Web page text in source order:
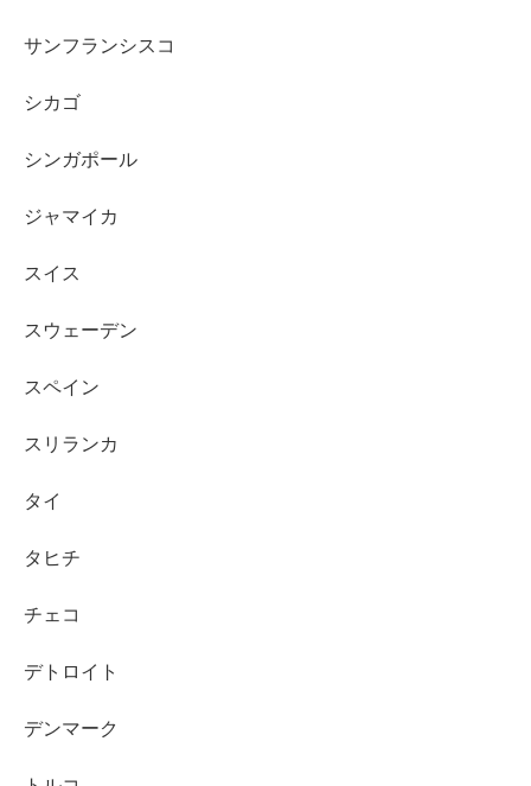
サンフランシスコ
シカゴ
シンガポール
ジャマイカ
スイス
スウェーデン
スペイン
スリランカ
タイ
タヒチ
チェコ
デトロイト
デンマーク